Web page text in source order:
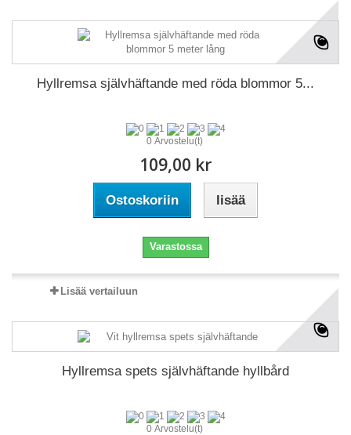
Hyllremsa självhäftande med röda blommor 5...
0 Arvostelu(t)
109,00 kr
Ostoskoriin lisää
Varastossa
Lisää vertailuun
Hyllremsa spets självhäftande hyllbård
0 Arvostelu(t)